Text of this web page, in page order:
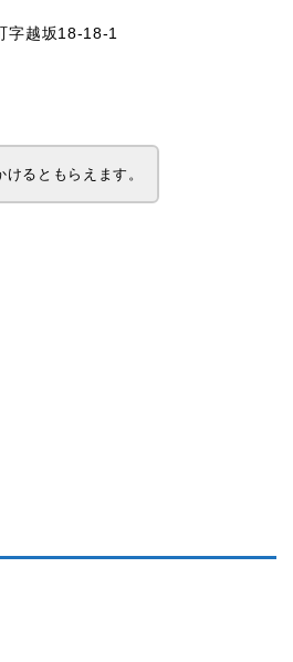
字越坂18-18-1
けるともらえます。